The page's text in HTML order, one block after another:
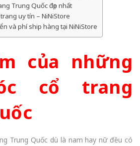
Trung Quốc đẹp nhất
uy tín – NiNiStore
và phí ship hàng tại NiNiStore
của những
cổ trang
Trung Quốc dù là nam hay nữ đều có